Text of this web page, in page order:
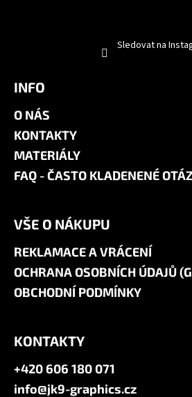
Sledovat na
INFO
O NÁS
KONTAKTY
MATERIÁLY
FAQ - ČASTO KLADENENÉ
VŠE O NÁKUPU
REKLAMACE A VRÁCENÍ
OCHRANA OSOBNÍCH ÚDAJŮ
OBCHODNÍ PODMÍNKY
KONTAKTY
+420 606 180 071
info@jk9-graphics.cz